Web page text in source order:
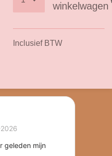
winkelwagen
Inclusief BTW